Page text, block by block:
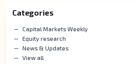
Categories
Capital Markets Weekly
Equity research
News & Updates
View all